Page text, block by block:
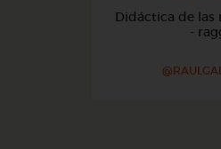
Didáctica de las
-